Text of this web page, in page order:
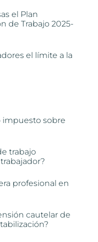
el Plan
de Trabajo 2025-
el límite a la
impuesto sobre
trabajo
profesional en
cautelar de